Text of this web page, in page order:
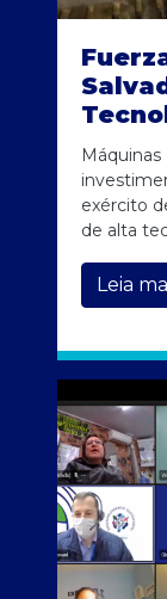
exército
de alta
Leia